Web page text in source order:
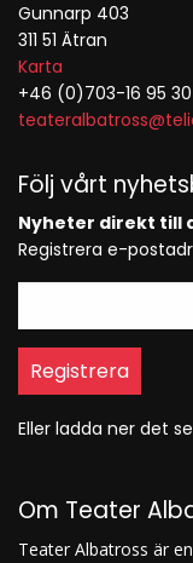
Gunnarp 403
311 51 Ätran
Karta
+46 (0)703-16 95 30
Följ vårt
Nyheter direkt till
Registrera e-
Eller ladda ner det
Om Teater
Teater Albatross är